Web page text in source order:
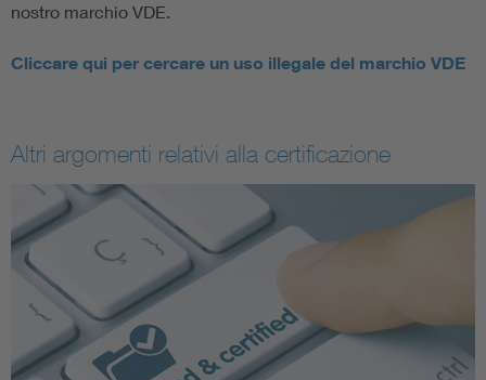
nostro marchio VDE.
Cliccare qui per cercare un uso illegale del marchio VDE
Altri argomenti relativi alla certificazione